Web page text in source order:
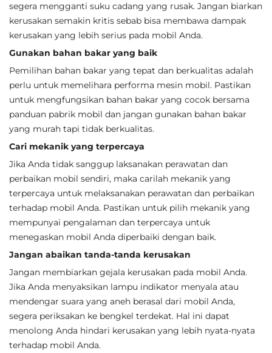
segera mengganti suku cadang yang rusak. Jangan biarkan
kerusakan semakin kritis sebab bisa membawa dampak
kerusakan yang lebih serius pada mobil Anda.
Gunakan bahan bakar yang baik
Pemilihan bahan bakar yang tepat dan berkualitas adalah
perlu untuk memelihara performa mesin mobil. Pastikan
untuk mengfungsikan bahan bakar yang cocok bersama
panduan pabrik mobil dan jangan gunakan bahan bakar
yang murah tapi tidak berkualitas.
Cari mekanik yang terpercaya
Jika Anda tidak sanggup laksanakan perawatan dan
perbaikan mobil sendiri, maka carilah mekanik yang
terpercaya untuk melaksanakan perawatan dan perbaikan
terhadap mobil Anda. Pastikan untuk pilih mekanik yang
mempunyai pengalaman dan terpercaya untuk
menegaskan mobil Anda diperbaiki dengan baik.
Jangan abaikan tanda-tanda kerusakan
Jangan membiarkan gejala kerusakan pada mobil Anda.
Jika Anda menyaksikan lampu indikator menyala atau
mendengar suara yang aneh berasal dari mobil Anda,
segera periksakan ke bengkel terdekat. Hal ini dapat
menolong Anda hindari kerusakan yang lebih nyata-nyata
terhadap mobil Anda.